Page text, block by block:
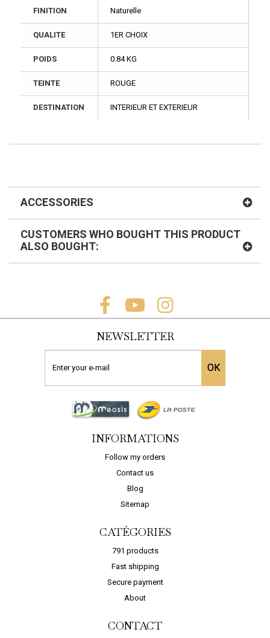
FINITION Naturelle
QUALITE 1ER CHOIX
POIDS 0.84 KG
TEINTE ROUGE
DESTINATION INTERIEUR ET EXTERIEUR
ACCESSORIES
CUSTOMERS WHO BOUGHT THIS PRODUCT
ALSO BOUGHT:
PROLIJOINT...
NEWSLETTER
OK
INFORMATIONS
Follow my orders
Contact us
Blog
Sitemap
CATÉGORIES
791 products
Fast shipping
Secure payment
About
CONTACT